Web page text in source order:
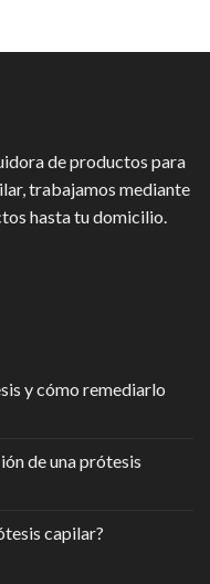
de productos para
trabajamos mediante
hasta tu domicilio.
y cómo remediarlo
de una prótesis
capilar?